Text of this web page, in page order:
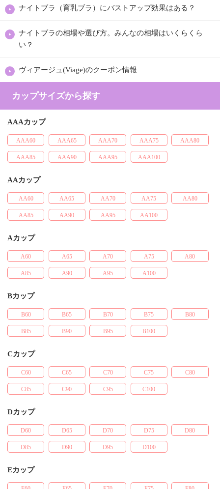
ナイトブラ（育乳ブラ）にバストアップ効果はある？
ナイトブラの相場や選び方。みんなの相場はいくらくら
い？
ヴィアージュ(Viage)のクーポン情報
カップサイズから探す
AAAカップ
AAA60 AAA65 AAA70 AAA75 AAA80
AAA85 AAA90 AAA95 AAA100
AAカップ
AA60 AA65 AA70 AA75 AA80
AA85 AA90 AA95 AA100
Aカップ
A60 A65 A70 A75 A80
A85 A90 A95 A100
Bカップ
B60 B65 B70 B75 B80
B85 B90 B95 B100
Cカップ
C60 C65 C70 C75 C80
C85 C90 C95 C100
Dカップ
D60 D65 D70 D75 D80
D85 D90 D95 D100
Eカップ